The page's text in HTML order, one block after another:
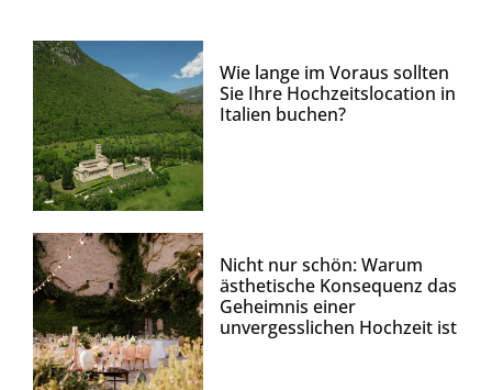
Wie lange im Voraus sollten
Sie Ihre Hochzeitslocation in
Italien buchen?
Nicht nur schön: Warum
ästhetische Konsequenz das
Geheimnis einer
unvergesslichen Hochzeit ist